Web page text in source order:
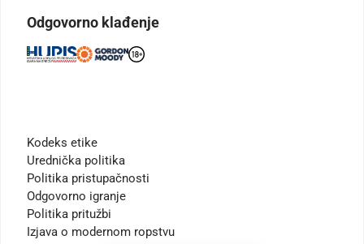
Odgovorno klađenje
Kodeks etike
Urednička politika
Politika pristupačnosti
Odgovorno igranje
Politika pritužbi
Izjava o modernom ropstvu